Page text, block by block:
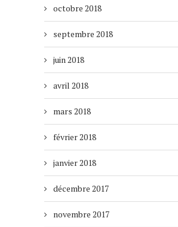
octobre 2018
septembre 2018
juin 2018
avril 2018
mars 2018
février 2018
janvier 2018
décembre 2017
novembre 2017